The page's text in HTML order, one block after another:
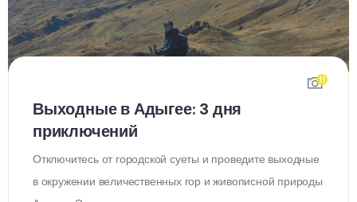
11
Выходные в Адыгее: 3 дня
приключений
Отключитесь от городской суеты и проведите выходные
в окружении величественных гор и живописной природы